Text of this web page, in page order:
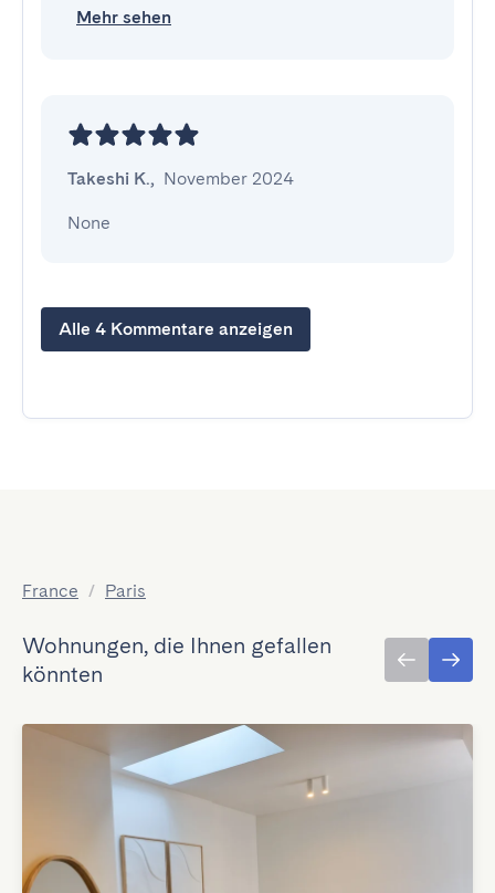
Mehr sehen
Takeshi K., November 2024
None
Alle 4 Kommentare anzeigen
France / Paris
Wohnungen, die Ihnen gefallen
könnten